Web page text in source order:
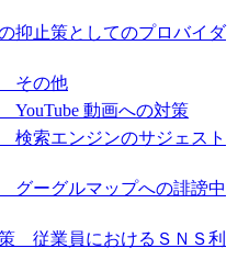
抑止策としてのプロバイダ
その他
動画への対策
索エンジンのサジェスト
グーグルマップへの誹謗中
従業員におけるＳＮＳ利